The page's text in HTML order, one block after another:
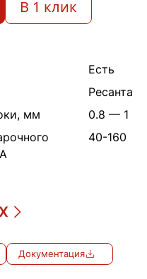
В 1 клик
Есть
Ресанта
мм
0.8 — 1
40-160
Документация